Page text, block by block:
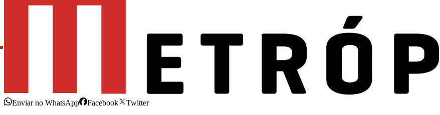
Enviar no WhatsApp Facebook
Twitter